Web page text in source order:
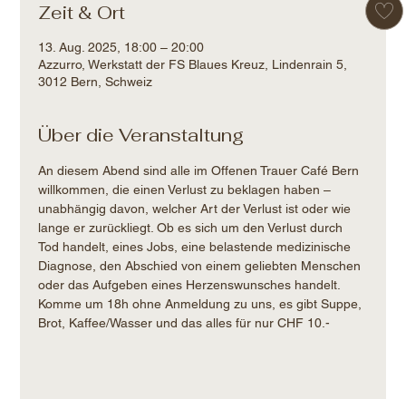
Zeit & Ort
13. Aug. 2025, 18:00 – 20:00
Azzurro, Werkstatt der FS Blaues Kreuz, Lindenrain 5,
3012 Bern, Schweiz
Über die Veranstaltung
An diesem Abend sind alle im Offenen Trauer Café Bern
willkommen, die einen Verlust zu beklagen haben –
unabhängig davon, welcher Art der Verlust ist oder wie
lange er zurückliegt. Ob es sich um den Verlust durch
Tod handelt, eines Jobs, eine belastende medizinische
Diagnose, den Abschied von einem geliebten Menschen
oder das Aufgeben eines Herzenswunsches handelt.
Komme um 18h ohne Anmeldung zu uns, es gibt Suppe,
Brot, Kaffee/Wasser und das alles für nur CHF 10.-